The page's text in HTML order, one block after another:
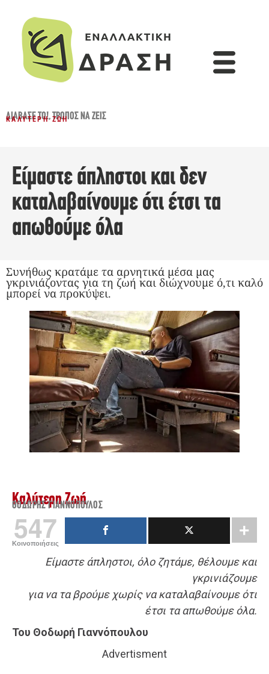
ΔΙΆΒΑΣΈ ΤΟ!,ΤΡΌΠΟΣ ΝΑ ΖΕΙΣ
ΚΑΛΎΤΕΡΗ ΖΩΉ
Είμαστε άπληστοι και δεν
καταλαβαίνουμε ότι έτσι τα
απωθούμε όλα
Συνήθως κρατάμε τα αρνητικά μέσα μας
γκρινιάζοντας για τη ζωή και διώχνουμε ό,τι καλό
μπορεί να προκύψει.
Καλύτερη Ζωή
ΘΟΔΩΡΉΣ ΓΙΑΝΝΌΠΟΥΛΟΣ
547
Κοινοποιήσεις
Είμαστε άπληστοι, όλο ζητάμε, θέλουμε και
γκρινιάζουμε
για να τα βρούμε χωρίς να καταλαβαίνουμε ότι
έτσι τα απωθούμε όλα.
Του Θοδωρή Γιαννόπουλου
Advertisment